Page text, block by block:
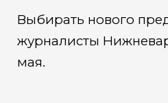
Выбирать нового
журналисты
мая.